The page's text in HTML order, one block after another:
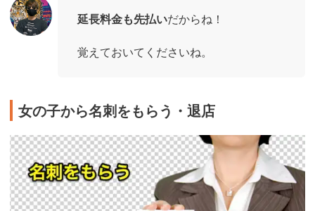
延長料金も先払いだからね！
覚えておいてくださいね。
女の子から名刺をもらう・退店